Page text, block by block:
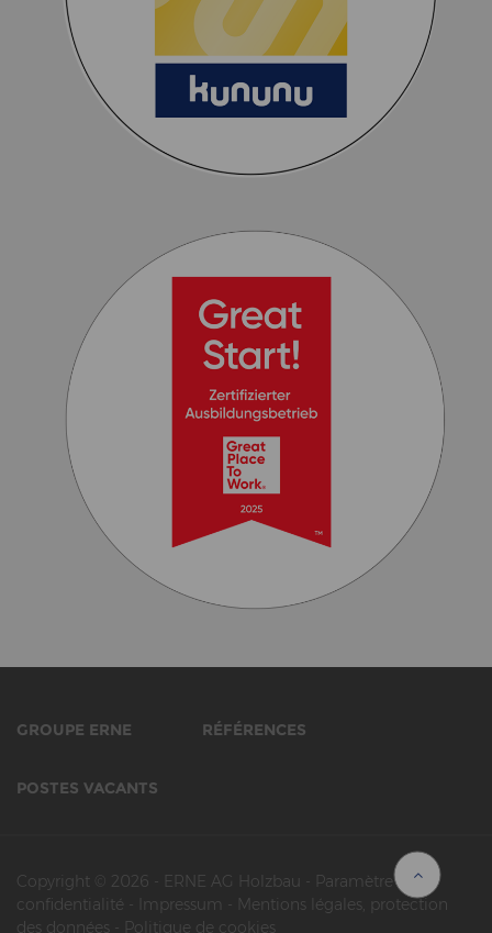
GROUPE ERNE RÉFÉRENCES
POSTES VACANTS
Copyright © 2026 - ERNE AG Holzbau - Paramètre de
confidentialité - Impressum - Mentions légales, protection
des données - Politique de cookies